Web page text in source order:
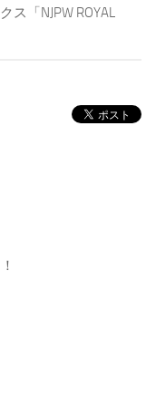
ス「NJPW ROYAL